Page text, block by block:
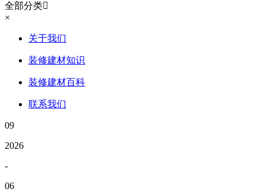
全部分类
×
关于我们
装修建材知识
装修建材百科
联系我们
09
2026
-
06